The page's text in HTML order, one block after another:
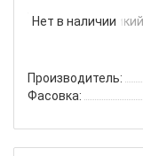
Нет в наличии
Производитель:
Фасовка: